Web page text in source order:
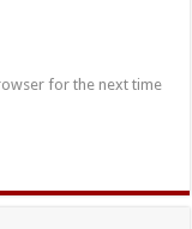
for the next time